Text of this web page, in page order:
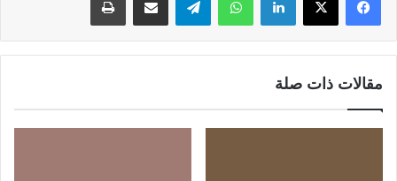
مقالات ذات صلة